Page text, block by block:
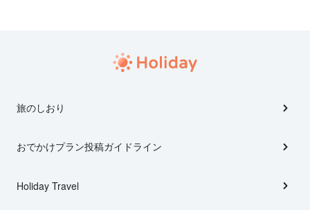
旅のしおり
おでかけプラン投稿ガイドライン
Holiday Travel